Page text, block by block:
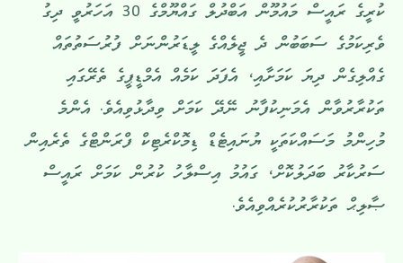
ކުރީގެ ރައީސް މައުމޫން އަބްދުލް ގައްޔޫމްގެ 30 އަހަރުވީ ދިގު
ވެރިކަމުގެ ސަބަބުން ދެ ޖީލެއްގެ ލީޑަރުންނަށް ފުރުސަތުތައް
ގެއްލިގެން ދިޔަ ކަމަށާއި، އެފަދަ ކަމެއް އެމްޑީޕީގެ ތެރޭގައި
ތަކުރާރުވާން އެމަނިކުފާނު ނޭދޭ ކަމަށް ވިދާޅުވިއެވެ. އެންމެ
މުހިންމު މަސައްކަތަކީ ޔުނައިޓެޑް ޑިމޮކްރެޓިކް ފްރަންޓްގެ ތެރެއިން
ސަރުކާރު ބަދަލުކޮށް، ގައުމު އިސްލާހު ކުރުން ކަމަށް ރައީސް
ޞާލިޙް ތަކުރާރުކުރެއްވިއެވެ.